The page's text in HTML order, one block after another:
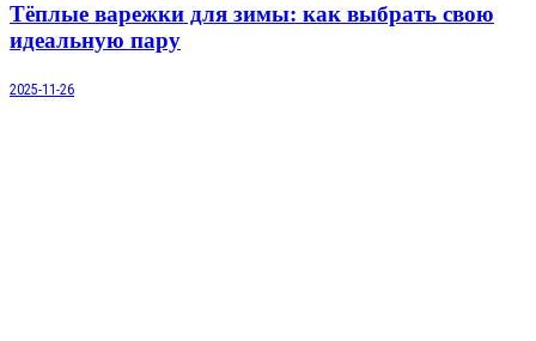
Тёплые варежки для зимы: как выбрать свою
идеальную пару
2025-11-26